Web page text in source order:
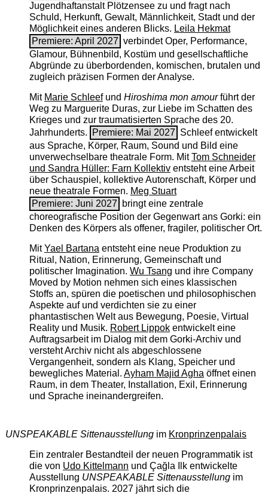
Jugendhaftanstalt Plötzensee zu und fragt nach
Schuld, Herkunft, Gewalt, Männlichkeit, Stadt und der
Möglichkeit eines anderen Blicks. Leila Hekmat
Premiere: April 2027 verbindet Oper, Performance,
Glamour, Bühnenbild, Kostüm und gesellschaftliche
Abgründe zu überbordenden, komischen, brutalen und
zugleich präzisen Formen der Analyse.
Mit Marie Schleefund Hiroshima mon amourführt der
Weg zu Marguerite Duras, zur Liebe im Schatten des
Krieges und zur traumatisierten Sprache des 20.
Jahrhunderts.
Premiere: Mai 2027 Schleef entwickelt
aus Sprache, Körper, Raum, Sound und Bild eine
unverwechselbare theatrale Form. MitTom Schneider
und Sandra Hüller: Farn Kollektiventsteht eine Arbeit
über Schauspiel, kollektive Autorenschaft, Körper und
neue theatrale Formen. Meg Stuart
Premiere: Juni 2027
bringt eine zentrale
choreografische Position der Gegenwart ans Gorki: ein
Denken des Körpers als offener, fragiler, politischer Ort.
MitYael Bartanaentsteht eine neue Produktion zu
Ritual, Nation, Erinnerung, Gemeinschaft und
politischer Imagination. Wu Tsang und ihre Company
Moved by Motion nehmen sich eines klassischen
Stoffs an, spüren die poetischen und philosophischen
Aspekte auf und verdichten sie zu einer
phantastischen Welt aus Bewegung, Poesie, Virtual
Reality und Musik. Robert Lippokentwickelt eine
Auftragsarbeit im Dialog mit dem Gorki-Archiv und
versteht Archiv nicht als abgeschlossene
Vergangenheit, sondern als Klang, Speicher und
bewegliches Material. Ayham Majid Aghaöffnet einen
Raum, in dem Theater, Installation, Exil, Erinnerung
und Sprache ineinandergreifen.
UNSPEAKABLE Sittenausstellungim Kronprinzenpalais
Ein zentraler Bestandteil der neuen Programmatik ist
die von Udo Kittelmann und Çağla Ilk entwickelte
Ausstellung UNSPEAKABLE Sittenausstellungim
Kronprinzenpalais. 2027 jährt sich die